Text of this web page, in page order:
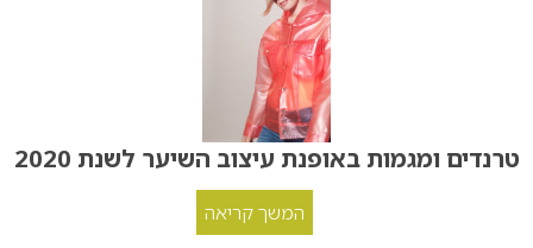
טרנדים ומגמות באופנת עיצוב השיער לשנת 2020
המשך קריאה